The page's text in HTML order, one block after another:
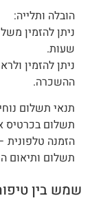
הובלה ותלייה:
שעות.
ניתן להזמין
ההשכרה.
תנאי תשלום
תשלום בכרטיס אשראי עד 6
הזמנה טלפונית
תשלום ותיאום
שמש בין